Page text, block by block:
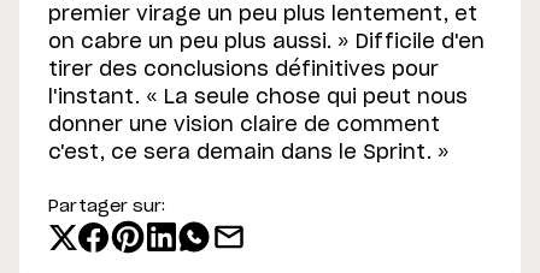
premier virage un peu plus lentement, et
on cabre un peu plus aussi. » Difficile d'en
tirer des conclusions définitives pour
l'instant. « La seule chose qui peut nous
donner une vision claire de comment
c'est, ce sera demain dans le Sprint. »
Partager sur: